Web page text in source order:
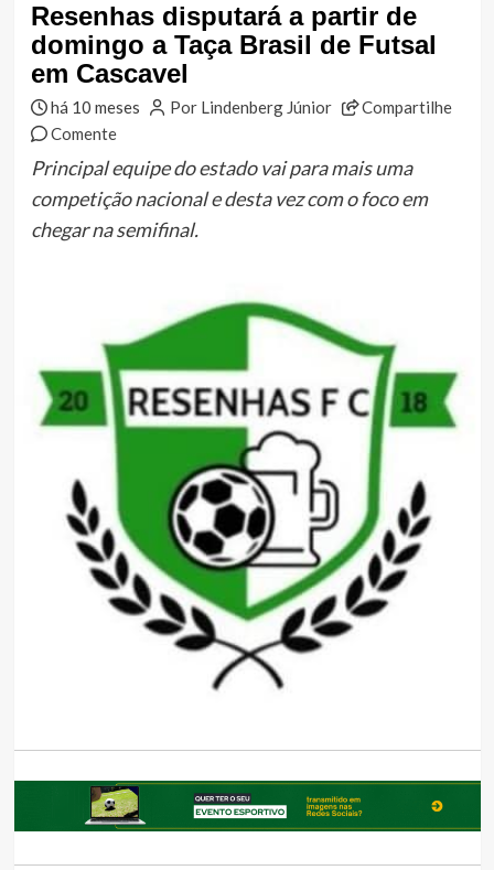
Resenhas disputará a partir de
domingo a Taça Brasil de Futsal
em Cascavel
há 10 meses Por Lindenberg Júnior
Compartilhe
Comente
Principal equipe do estado vai para mais uma
competição nacional e desta vez com o foco em
chegar na semifinal.